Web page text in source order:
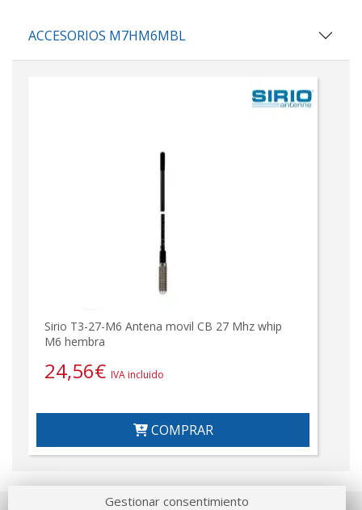
ACCESORIOS M7HM6MBL
Sirio T3-27-M6 Antena movil CB 27 Mhz whip
M6 hembra
24,56€ IVA incluido
COMPRAR
Gestionar consentimiento